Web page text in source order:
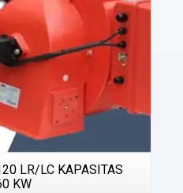
LR/LC KAPASITAS
KW